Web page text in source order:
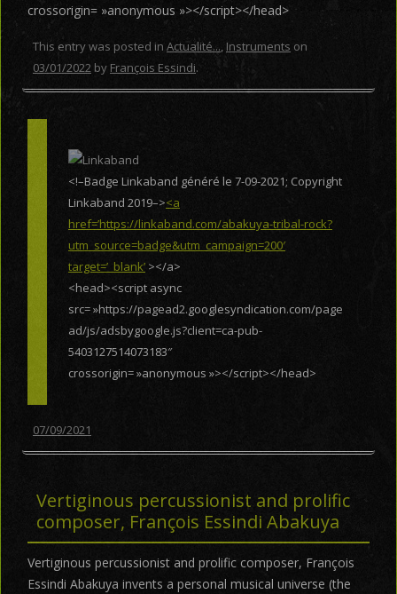
crossorigin= »anonymous »></script></head>
This entry was posted in Actualité... Instruments on
03/01/2022 by François Essindi.
<!–Badge Linkaband généré le 7-09-2021; Copyright
Linkaband 2019–><a
href=’https://linkaband.com/abakuya-tribal-rock?
utm_source=badge&utm_campaign=200′
target=’_blank’></a>
<head><script async
src= »https://pagead2.googlesyndication.com/page
ad/js/adsbygoogle.js?client=ca-pub-
5403127514073183″
crossorigin= »anonymous »></script></head>
07/09/2021
Vertiginous percussionist and prolific
composer, François Essindi Abakuya
Vertiginous percussionist and prolific composer, François
Essindi Abakuya invents a personal musical universe (the